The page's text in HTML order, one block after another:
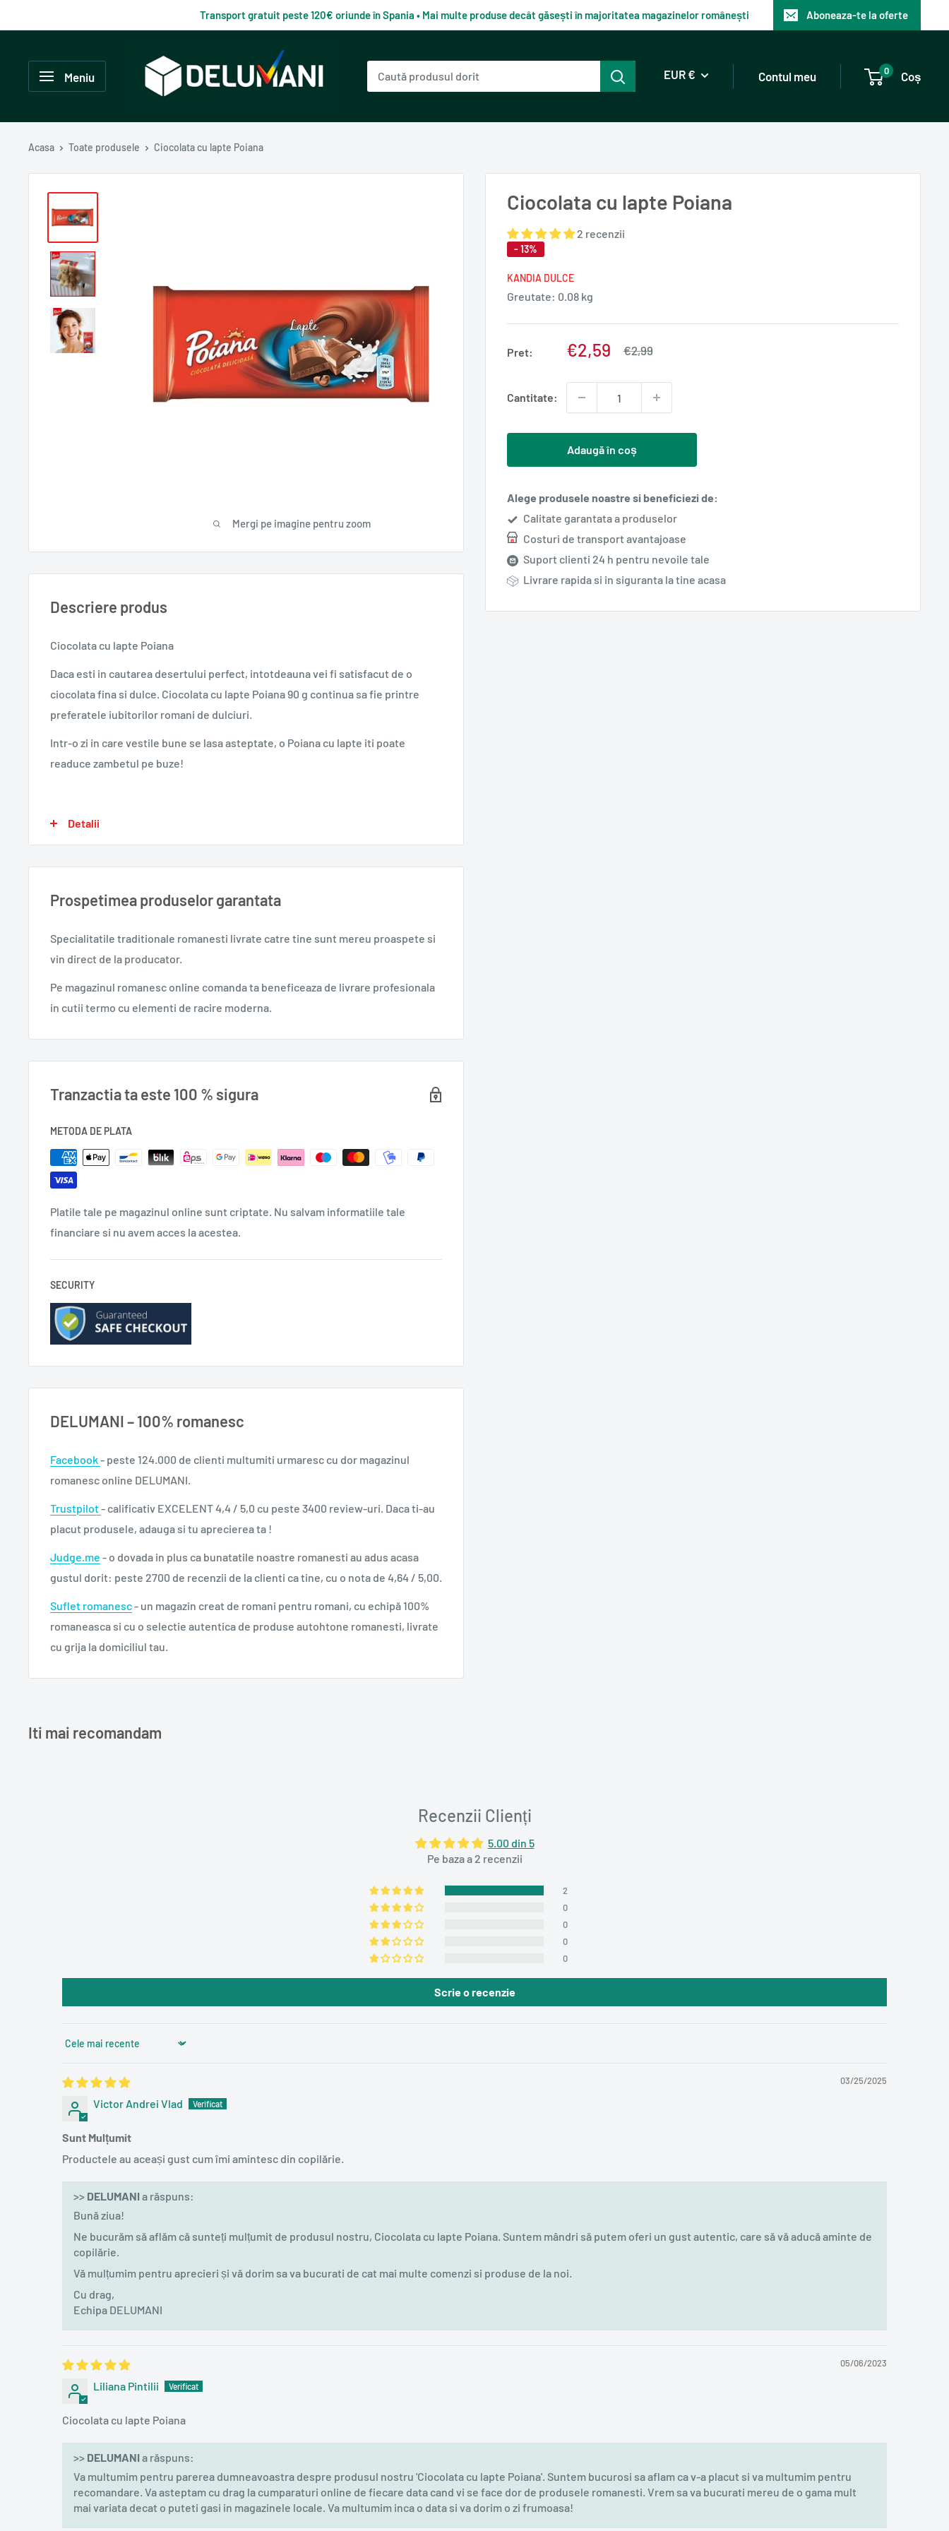
te
continut
Transport gratuit peste 120€ oriunde în Spania • Mai multe produse decât găsești în majoritatea magazinelor românești Aboneaza-te la oferte
Meniu
Delumani
Magazin
EUR € Contul meu 0 Coș
Acasa Toate produsele Ciocolata cu lapte Poiana
Mergi pe imagine pentru zoom
Ciocolata cu lapte Poiana
2 recenzii
- 13%
KANDIA DULCE
Greutate: 0.08 kg
Pret:
Pret
€2,59
Pret
€2,99
Cantitate:
Adaugă în coș
Alege produsele noastre si beneficiezi de:
Calitate garantata a produselor
Costuri de transport avantajoase
Suport clienti 24 h pentru nevoile tale
Livrare rapida si in siguranta la tine acasa
Descriere produs
Ciocolata cu lapte Poiana
Daca esti in cautarea desertului perfect, intotdeauna vei fi satisfacut de o
ciocolata fina si dulce. Ciocolata cu lapte Poiana 90 g continua sa fie printre
preferatele iubitorilor romani de dulciuri.
Intr-o zi in care vestile bune se lasa asteptate, o Poiana cu lapte iti poate
readuce zambetul pe buze!
ingrediente de calitate si poate oricand sa iti satisfaca pofta de dulce. Un baton
de ciocolata cu lapte Poiana 90 g contine lapte proaspat, unt de cacao, precum
si substanta uscata de cacao in proportie de minimum 25%.
De asemenea, in compozitia sa mai pot aparea varietati similare de nuci si
Poiana este una pe care o vei recunoaste intotdeauna.
Comanda online ciocolata cu lapte Poiana 90 g si bucura-te de savoarea
ciocolatei proaspete.
Ingrediente: zahar, masa de cacao, unt de cacao, lapte praf degresat, zer praf
contine si alte grasimi vegetale.
0,080 kg.
Detalii
Prospetimea produselor garantata
Specialitatile traditionale romanesti livrate catre tine sunt mereu proaspete si
vin direct de la producator.
Pe magazinul romanesc online comanda ta beneficeaza de livrare profesionala
in cutii termo cu elementi de racire moderna.
Tranzactia ta este 100 % sigura
METODA DE PLATA
Platile tale pe magazinul online sunt criptate. Nu salvam informatiile tale
financiare si nu avem acces la acestea.
SECURITY
DELUMANI – 100% romanesc
Facebook- peste 124.000 de clienti multumiti urmaresc cu dor magazinul
romanesc online DELUMANI.
Trustpilot- calificativ EXCELENT 4,4 / 5,0 cu peste 3400 review-uri. Daca ti-au
placut produsele, adauga si tu aprecierea ta !
Judge.me - o dovada in plus ca bunatatile noastre romanesti au adus acasa
gustul dorit: peste 2700 de recenzii de la clienti ca tine, cu o nota de 4,64 / 5,00.
Suflet romanesc- un magazin creat de romani pentru romani, cu echipă 100%
romaneasca si cu o selectie autentica de produse autohtone romanesti, livrate
cu grija la domiciliul tau.
Iti mai recomandam
Recenzii Clienți
5.00 din 5
Pe baza a 2 recenzii
2
0
0
0
0
Scrie o recenzie
Sort by
03/25/2025
Victor Andrei Vlad
Sunt Mulțumit
Productele au aceași gust cum îmi amintesc din copilărie.
>> DELUMANIa răspuns:
Bună ziua!
Ne bucurăm să aflăm că sunteți mulțumit de produsul nostru, Ciocolata cu lapte Poiana. Suntem mândri să putem oferi un gust autentic, care să vă aducă aminte de
copilărie.
Vă mulțumim pentru aprecieri și vă dorim sa va bucurati de cat mai multe comenzi si produse de la noi.
Cu drag,
Echipa DELUMANI
05/06/2023
Liliana Pintilii
Ciocolata cu lapte Poiana
>> DELUMANIa răspuns:
Va multumim pentru parerea dumneavoastra despre produsul nostru 'Ciocolata cu lapte Poiana'. Suntem bucurosi sa aflam ca v-a placut si va multumim pentru
recomandare. Va asteptam cu drag la cumparaturi online de fiecare data cand vi se face dor de produsele romanesti. Vrem sa va bucurati mereu de o gama mult
mai variata decat o puteti gasi in magazinele locale. Va multumim inca o data si va dorim o zi frumoasa!